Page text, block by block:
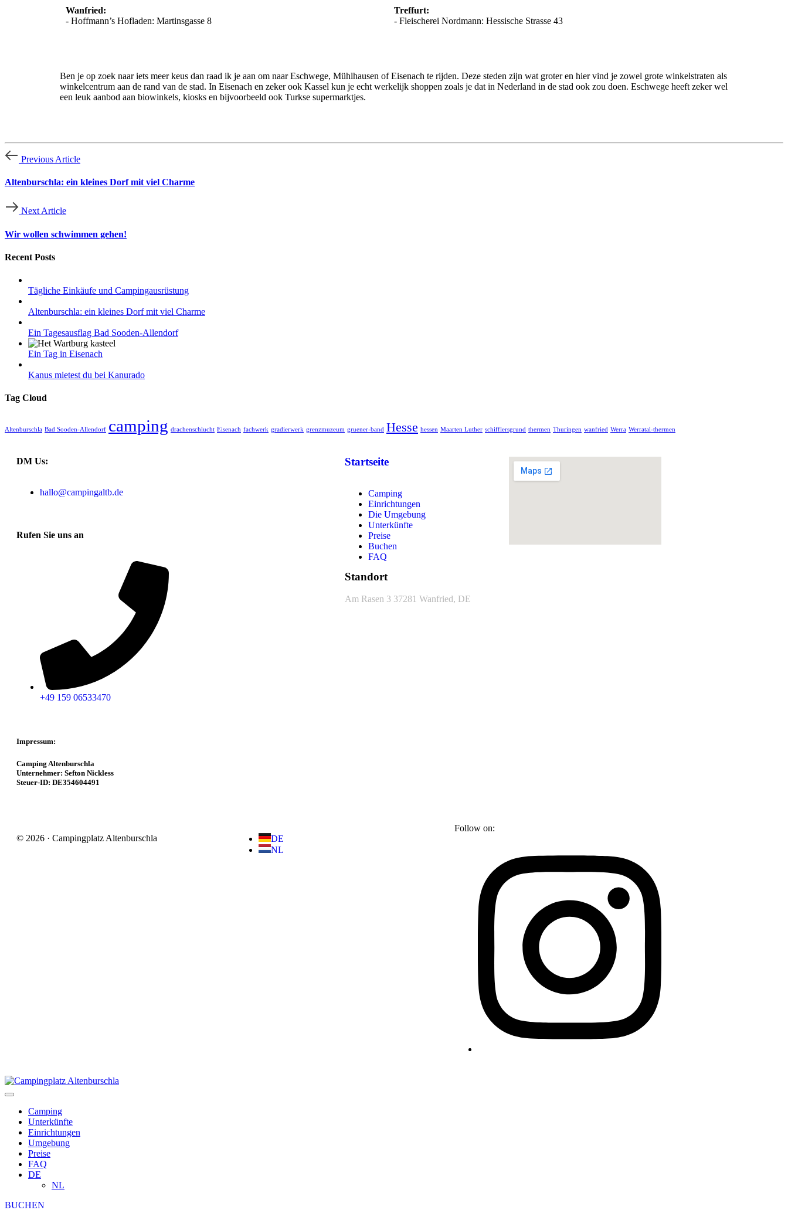
Wanfried:
- Hoffmann’s Hofladen: Martinsgasse 8
Treffurt:
- Fleischerei Nordmann: Hessische Strasse 43
Ben je op zoek naar iets meer keus dan raad ik je aan om naar Eschwege, Mühlhausen of Eisenach te rijden. Deze steden zijn wat groter en hier vind je zowel grote winkelstraten als
winkelcentrum aan de rand van de stad. In Eisenach en zeker ook Kassel kun je echt werkelijk shoppen zoals je dat in Nederland in de stad ook zou doen. Eschwege heeft zeker wel
een leuk aanbod aan biowinkels, kiosks en bijvoorbeeld ook Turkse supermarktjes.
Previous Article
Altenburschla: ein kleines Dorf mit viel Charme
Next Article
Wir wollen schwimmen gehen!
Recent Posts
Tägliche Einkäufe und Campingausrüstung
Altenburschla: ein kleines Dorf mit viel Charme
Ein Tagesausflag Bad Sooden-Allendorf
Ein Tag in Eisenach
Kanus mietest du bei Kanurado
Tag Cloud
Altenburschla Bad Sooden-Allendorf camping drachenschlucht Eisenach fachwerk gradierwerk grenzmuzeum gruener-band Hesse hessen Maarten Luther schifflersgrund thermen Thuringen wanfried Werra Werratal-thermen
DM Us:
hallo@campingaltb.de
Rufen Sie uns an
+49 159 06533470
Impressum:
Camping Altenburschla
Unternehmer: Sefton Nickless
Steuer-ID: DE354604491
Startseite
Camping
Einrichtungen
Die Umgebung
Unterkünfte
Preise
Buchen
FAQ
Standort
Am Rasen 3 37281 Wanfried, DE
© 2026 · Campingplatz Altenburschla
DE
NL
Follow on:
Camping
Unterkünfte
Einrichtungen
Umgebung
Preise
FAQ
DE
NL
BUCHEN